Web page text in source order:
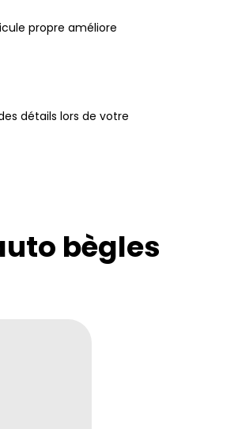
propre améliore
détails lors de votre
bègles